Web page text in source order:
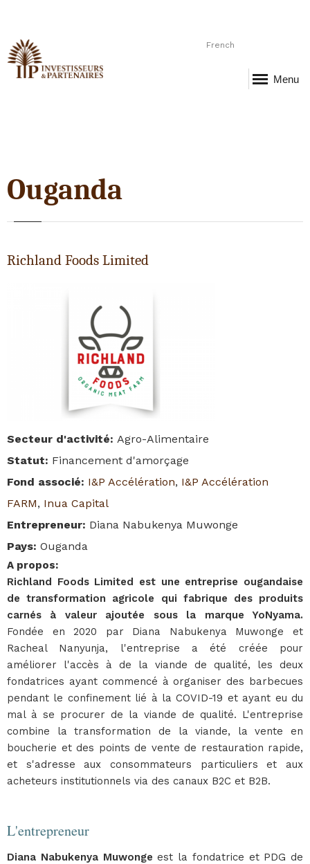
French
Menu
Ouganda
Richland Foods Limited
Secteur d'activité: Agro-Alimentaire
Statut: Financement d'amorçage
Fond associé: I&P Accélération, I&P Accélération
FARM, Inua Capital
Entrepreneur: Diana Nabukenya Muwonge
Pays: Ouganda
A propos:
Richland Foods Limited est une entreprise ougandaise
de transformation agricole qui fabrique des produits
carnés à valeur ajoutée sous la marque YoNyama.
Fondée en 2020 par Diana Nabukenya Muwonge et
Racheal Nanyunja, l'entreprise a été créée pour
améliorer l'accès à de la viande de qualité, les deux
fondatrices ayant commencé à organiser des barbecues
pendant le confinement lié à la COVID-19 et ayant eu du
mal à se procurer de la viande de qualité. L'entreprise
combine la transformation de la viande, la vente en
boucherie et des points de vente de restauration rapide,
et s'adresse aux consommateurs particuliers et aux
acheteurs institutionnels via des canaux B2C et B2B.
L'entrepreneur
Diana Nabukenya Muwonge est la fondatrice et PDG de